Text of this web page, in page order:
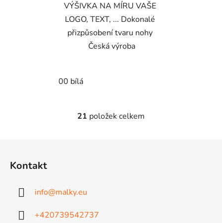
VÝŠIVKA NA MÍRU VAŠE
LOGO, TEXT, ... Dokonalé
přizpůsobení tvaru nohy
Česká výroba
00 bílá
O
21 položek celkem
Kontakt
info@malky.eu
+420739542737